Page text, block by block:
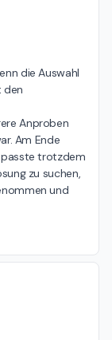
die Auswahl
den
Anproben
Am Ende
passte trotzdem
zu suchen,
und